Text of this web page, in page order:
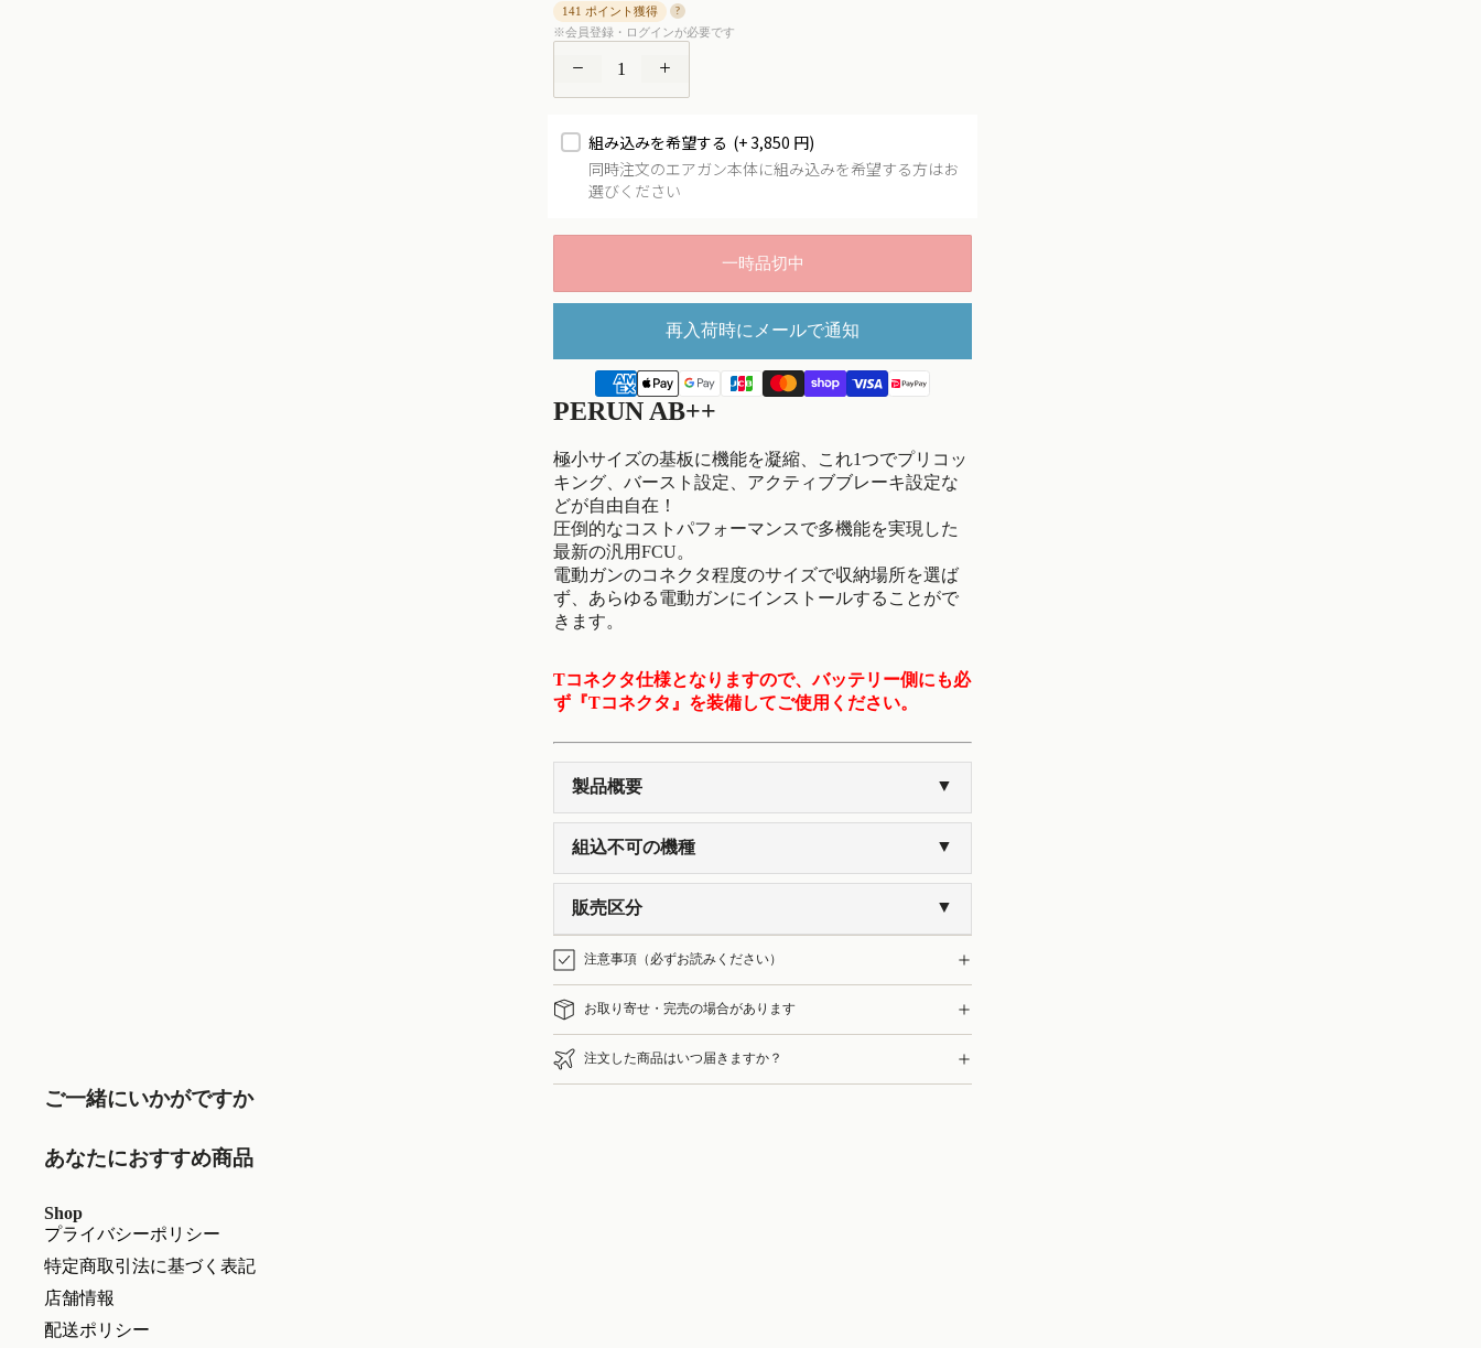
141 ポイント獲得 ?
※会員登録・ログインが必要です
数
量
減
数
量
増
や
組み込みを希望する (+ 3,850 円)
同時注文のエアガン本体に組み込みを希望する方はお
選びください
一時品切中
再入荷時にメールで通知
済
方
法
PERUN AB++
極小サイズの基板に機能を凝縮、これ1つでプリコッ
キング、バースト設定、アクティブブレーキ設定な
どが自由自在！
圧倒的なコストパフォーマンスで多機能を実現した
最新の汎用FCU。
電動ガンのコネクタ程度のサイズで収納場所を選ば
ず、あらゆる電動ガンにインストールすることがで
きます。
Tコネクタ仕様となりますので、バッテリー側にも必
ず『Tコネクタ』を装備してご使用ください。
製品概要
組込不可の機種
販売区分
注意事項（必ずお読みください）
お取り寄せ・完売の場合があります
注文した商品はいつ届きますか？
ご一緒にいかがですか
あなたにおすすめ商品
Shop
プライバシーポリシー
特定商取引法に基づく表記
店舗情報
配送ポリシー